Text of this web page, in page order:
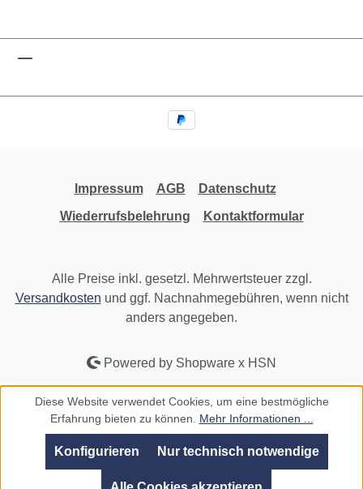
Impressum AGB
Datenschutz
Wiederrufsbelehrung
Kontaktformular
Alle Preise inkl. gesetzl. Mehrwertsteuer zzgl.
Versandkosten und ggf. Nachnahmegebühren, wenn nicht
anders angegeben.
Powered by Shopware x HSN
Diese Website verwendet Cookies, um eine bestmögliche
Erfahrung bieten zu können. Mehr Informationen ...
Nur technisch notwendige
Konfigurieren